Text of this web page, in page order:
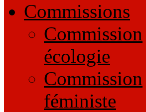
Commissions
Commission
écologie
Commission
féministe